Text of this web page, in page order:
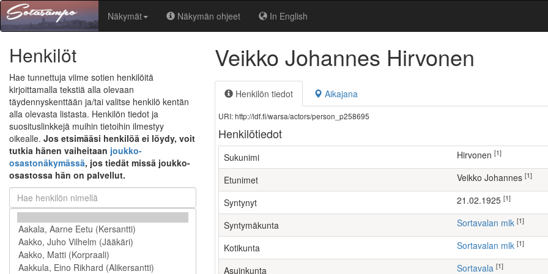
Näkymät Näkymän ohjeet In English
Henkilöt
Hae tunnettuja viime sotien henkilöitä
kirjoittamalla tekstiä alla olevaan
täydennyskenttään ja/tai valitse henkilö kentän
alla olevasta listasta. Henkilön tiedot ja
suosituslinkkejä muihin tietoihin ilmestyy
oikealle. Jos etsimääsi henkilöä ei löydy, voit
tutkia hänen vaiheitaan joukko-
osastonäkymässä, jos tiedät missä joukko-
osastossa hän on palvellut.
Veikko Johannes Hirvonen
Henkilön tiedot Aikajana
URI: http://ldf.fi/warsa/actors/person_p258695
Henkilötiedot
Sukunimi Hirvonen [1]
Etunimet Veikko Johannes [1]
Syntynyt 21.02.1925 [1]
Syntymäkunta Sortavalan mlk [1]
Kotikunta Sortavalan mlk [1]
Asuinkunta Sortavala [1]